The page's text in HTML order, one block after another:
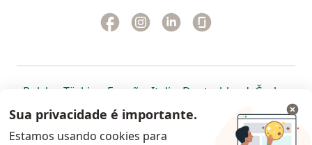
Facebook
abre num novo separador
Instagram
abre num novo separador
Linkedin
abre num novo
Polska abre num novo separador
Türkiye abre num novo separador
España abre num novo separador
Italia abre num novo
Deutschlandabre num
Česko
Portugal abre num novo separador
, México abre num novo separador
, abre num novo separador
Brasil abre num novoabre num
abre
Colombia abre num novo
Sua privacidade é importante.
Estamos usando cookies para